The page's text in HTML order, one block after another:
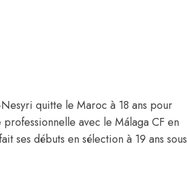
Nesyri quitte le Maroc à 18 ans pour
avec le Málaga CF en
ses débuts en sélection à 19 ans sous